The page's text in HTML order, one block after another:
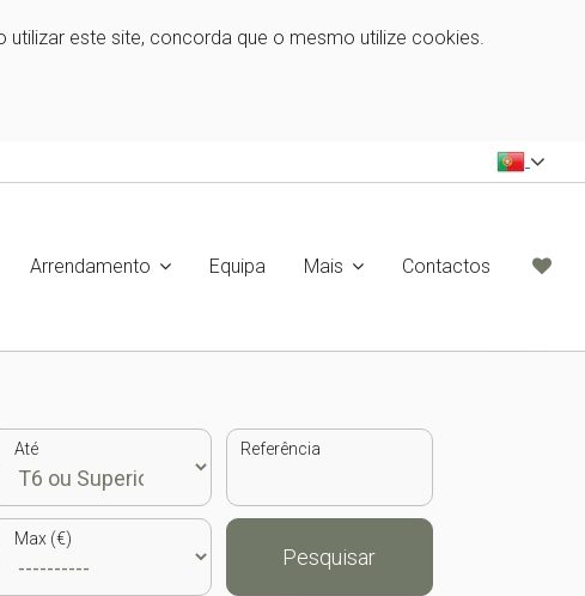
este site, concorda que o mesmo utilize cookies.
Arrendamento Equipa Mais Contactos
Até Referência
Max (€)
Pesquisar